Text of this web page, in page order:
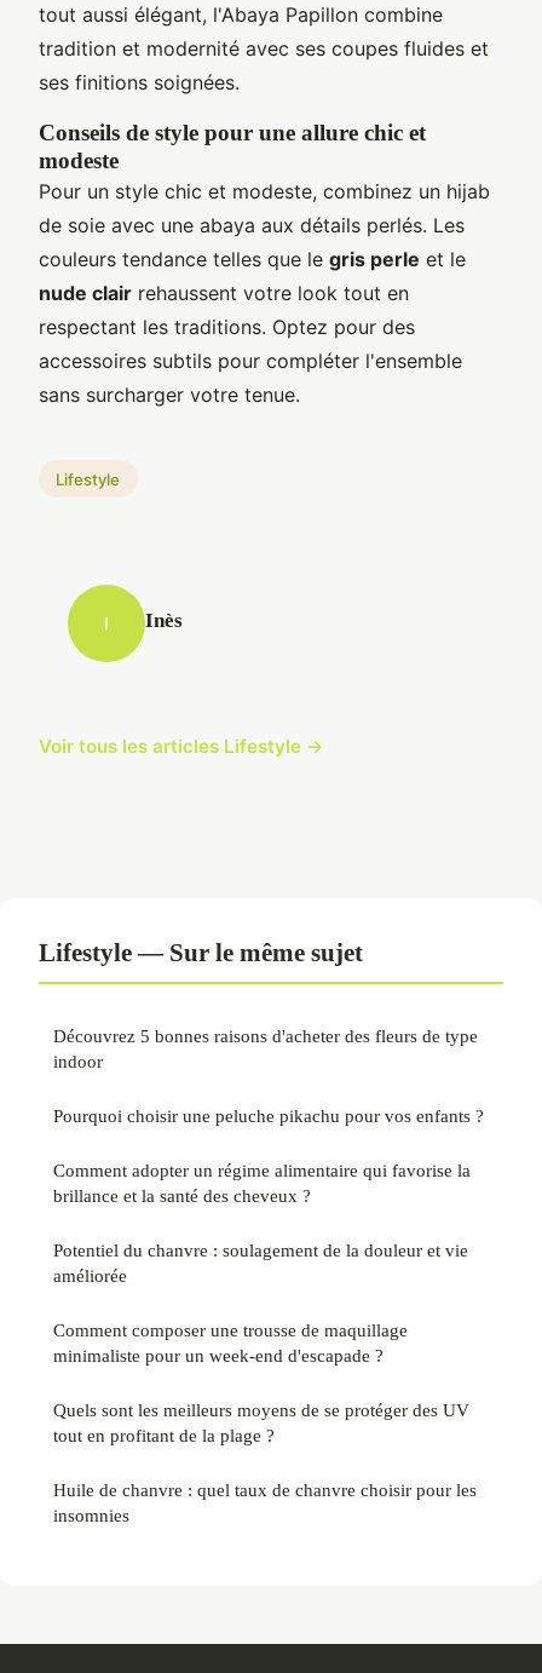
tout aussi élégant, l'Abaya Papillon combine
tradition et modernité avec ses coupes fluides et
ses finitions soignées.
Conseils de style pour une allure chic et
modeste
Pour un style chic et modeste, combinez un hijab
de soie avec une abaya aux détails perlés. Les
couleurs tendance telles que le gris perle et le
nude clair rehaussent votre look tout en
respectant les traditions. Optez pour des
accessoires subtils pour compléter l'ensemble
sans surcharger votre tenue.
Lifestyle
I Inès
Voir tous les articles Lifestyle →
Lifestyle — Sur le même sujet
Découvrez 5 bonnes raisons d'acheter des fleurs de type
indoor
Pourquoi choisir une peluche pikachu pour vos enfants ?
Comment adopter un régime alimentaire qui favorise la
brillance et la santé des cheveux ?
Potentiel du chanvre : soulagement de la douleur et vie
améliorée
Comment composer une trousse de maquillage
minimaliste pour un week-end d'escapade ?
Quels sont les meilleurs moyens de se protéger des UV
tout en profitant de la plage ?
Huile de chanvre : quel taux de chanvre choisir pour les
insomnies